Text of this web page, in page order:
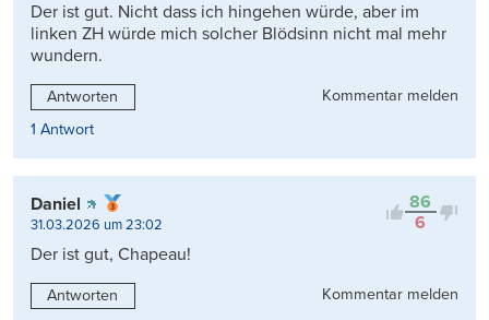
Der ist gut. Nicht dass ich hingehen würde, aber im
linken ZH würde mich solcher Blödsinn nicht mal mehr
wundern.
Antworten
Kommentar melden
1 Antwort
86
6
Daniel
31.03.2026 um 23:02
Der ist gut, Chapeau!
Antworten Kommentar melden